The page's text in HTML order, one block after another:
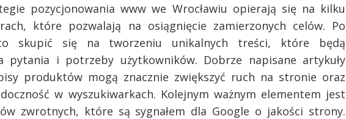
pozycjonowania www we Wrocławiu opierają się na kilku
które pozwalają na osiągnięcie zamierzonych celów. Po
skupić się na tworzeniu unikalnych treści, które będą
pytania i potrzeby użytkowników. Dobrze napisane artykuły
produktów mogą znacznie zwiększyć ruch na stronie oraz
w wyszukiwarkach. Kolejnym ważnym elementem jest
zwrotnych, które są sygnałem dla Google o jakości strony.